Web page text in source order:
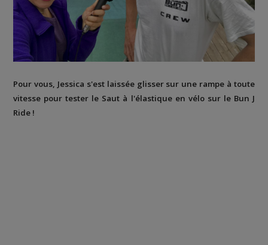
Pour vous, Jessica s'est laissée glisser sur une rampe à toute
vitesse pour tester le Saut à l'élastique en vélo sur le Bun J
Ride !